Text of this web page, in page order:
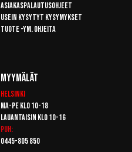
Asiakaspalautusohjeet
Usein kysytyt kysymykset
Tuote -ym. ohjeita
Myymälät
Helsinki
Ma-pe klo 10-18
Lauantaisin klo 10-16
Puh:
0445-805 850